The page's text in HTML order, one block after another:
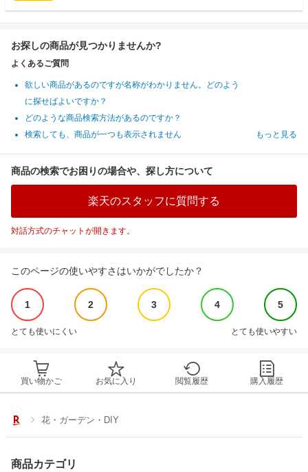
お探しの商品が見つかりませんか?
よくあるご質問
欲しい商品があるのですが名称がわかりません。どのよう
に探せばよいですか？
どのような商品検索方法があるのですか？
検索しても、商品が一つも表示されません
もっと見る
商品の検索でお困りの場合や、探し方について
楽天のスタッフに質問する
対話方式のチャットが開きます。
このページの使いやすさはいかがでしたか？
1 2 3 4 5
とても使いにくい とても使いやすい
買い物かご お気に入り 閲覧履歴 購入履歴
花・ガーデン・DIY
商品カテゴリ